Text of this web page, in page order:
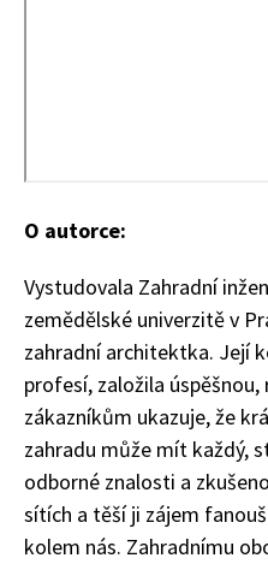
O autorce:
Vystudovala Zahradní
zemědělské univerzitě v
zahradní architektka. Její
profesí, založila
zákazníkům ukazuje, že
zahradu může mít každý,
odborné znalosti a
sítích a těší ji zájem
kolem nás. Zahradnímu